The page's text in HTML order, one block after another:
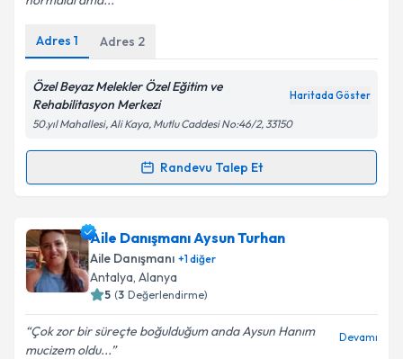
Adres 1 Adres 2
Özel Beyaz Melekler Özel Eğitim ve
Rehabilitasyon Merkezi
Haritada Göster
50.yıl Mahallesi, Ali Kaya, Mutlu Caddesi No:46/2, 33150
Randevu Talep Et
Randevu Takvimi Talebi
Çocuk Gelişim Simge Çelik Korkmaz
takvimi talebi oluşturun. Size bu uzmandan randevu
almanız için bir takvim hazırlandığında e-posta ile
bilgilendireceğiz.
E-posta Adresiniz
Aile Danışmanı Aysun Turhan
Aile Danışmanı +1diğer
Antalya, Alanya
5 (3 Değerlendirme)
Çok zor bir süreçte boğulduğum anda Aysun Hanım
mucizem oldu...
Devamı